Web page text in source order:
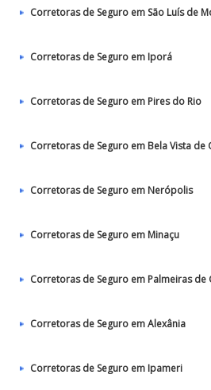
Corretoras de Seguro em São Luís de
Corretoras de Seguro em Iporá
Corretoras de Seguro em Pires do Rio
Corretoras de Seguro em Bela Vista de
Corretoras de Seguro em Nerópolis
Corretoras de Seguro em Minaçu
Corretoras de Seguro em Palmeiras de
Corretoras de Seguro em Alexânia
Corretoras de Seguro em Ipameri